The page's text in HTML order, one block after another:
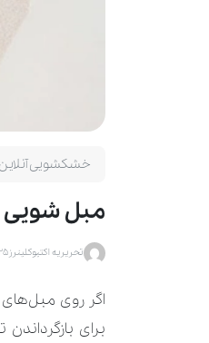
خشکشویی آنلاین
مبل شویی
تحریریه اکتیوکلینرز25 آگوست
اگر روی مبل‌های
برای